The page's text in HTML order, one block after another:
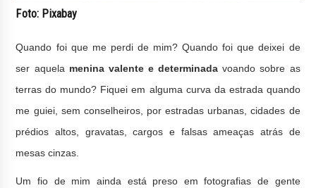
Foto: Pixabay
Quando foi que me perdi de mim? Quando foi que deixei de
ser aquela menina valente e determinada voando sobre as
terras do mundo? Fiquei em alguma curva da estrada quando
me guiei, sem conselheiros, por estradas urbanas, cidades de
prédios altos, gravatas, cargos e falsas ameaças atrás de
mesas cinzas.
Um fio de mim ainda está preso em fotografias de gente